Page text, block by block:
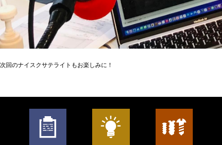
次回のナイスクサテライトもお楽しみに！